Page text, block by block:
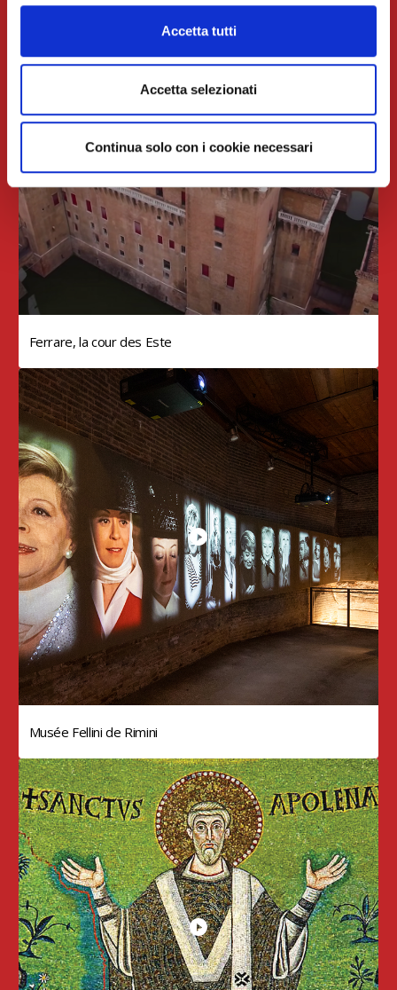
Accetta tutti
Accetta selezionati
Continua solo con i cookie necessari
Ferrare, la cour des Este
Musée Fellini de Rimini